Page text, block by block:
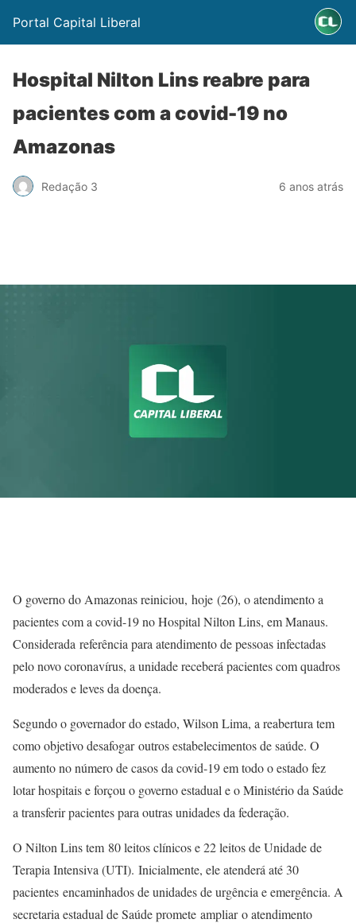
Portal Capital Liberal
Hospital Nilton Lins reabre para
pacientes com a covid-19 no
Amazonas
Redação 3 6 anos atrás
O governo do Amazonas reiniciou, hoje (26), o atendimento a
pacientes com a covid-19 no Hospital Nilton Lins, em Manaus.
Considerada referência para atendimento de pessoas infectadas
pelo novo coronavírus, a unidade receberá pacientes com quadros
moderados e leves da doença.
Segundo o governador do estado, Wilson Lima, a reabertura tem
como objetivo desafogar outros estabelecimentos de saúde. O
aumento no número de casos da covid-19 em todo o estado fez
lotar hospitais e forçou o governo estadual e o Ministério da Saúde
a transferir pacientes para outras unidades da federação.
O Nilton Lins tem 80 leitos clínicos e 22 leitos de Unidade de
Terapia Intensiva (UTI). Inicialmente, ele atenderá até 30
pacientes encaminhados de unidades de urgência e emergência. A
secretaria estadual de Saúde promete ampliar o atendimento